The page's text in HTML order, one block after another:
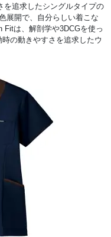
を追求したシングルタイプの
展開で、自分らしい着こな
Fitは、解剖学や3DCGを使っ
の動きやすさを追求したウ